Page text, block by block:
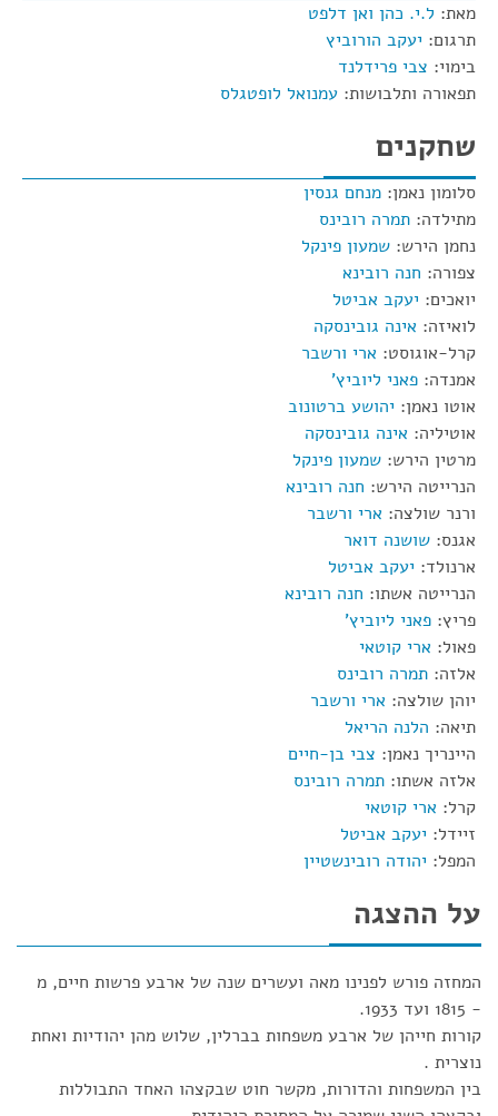
מאת: ל.י. כהן ואן דלפט
תרגום: יעקב הורוביץ
בימוי: צבי פרידלנד
תפאורה ותלבושות: עמנואל לופטגלס
שחקנים
סלומון נאמן: מנחם גנסין
מתילדה: תמרה רובינס
נחמן הירש: שמעון פינקל
צפורה: חנה רובינא
יואכים: יעקב אביטל
לואיזה: אינה גובינסקה
קרל-אוגוסט: ארי ורשבר
אמנדה: פאני ליוביץ'
אוטו נאמן: יהושע ברטונוב
אוטיליה: אינה גובינסקה
מרטין הירש: שמעון פינקל
הנרייטה הירש:
חנה רובינא
ורנר שולצה: ארי ורשבר
אגנס: שושנה דואר
ארנולד: יעקב אביטל
הנרייטה אשתו: חנה רובינא
פריץ: פאני ליוביץ'
פאול: ארי קוטאי
אלזה: תמרה רובינס
יוהן שולצה: ארי ורשבר
תיאה: הלנה הריאל
היינריך נאמן: צבי בן-חיים
אלזה אשתו: תמרה רובינס
קרל: ארי קוטאי
זיידל: יעקב אביטל
המפל: יהודה רובינשטיין
על ההצגה
המחזה פורש לפנינו מאה ועשרים שנה של ארבע פרשות חיים, מ
- 1815 ועד 1933.
קורות חייהן של ארבע משפחות בברלין, שלוש מהן יהודיות ואחת
נוצרית .
בין המשפחות והדורות, מקשר חוט שבקצהו האחד התבוללות